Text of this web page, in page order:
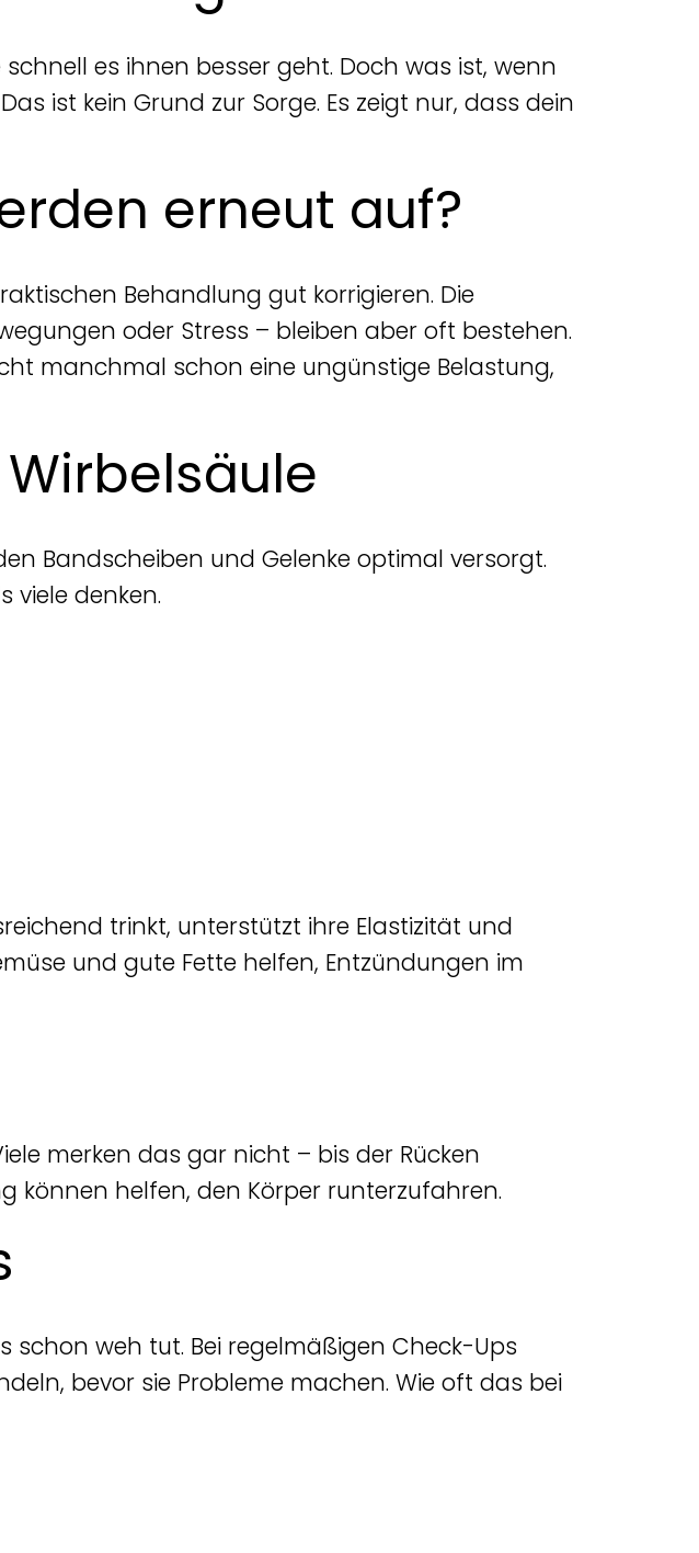
es ihnen besser geht. Doch was ist, wenn
ist kein Grund zur Sorge. Es zeigt nur, dass dein
erneut auf?
Behandlung gut korrigieren. Die
oder Stress – bleiben aber oft bestehen.
manchmal schon eine ungünstige Belastung,
Bandscheiben und Gelenke optimal versorgt.
viele denken.
trinkt, unterstützt ihre Elastizität und
und gute Fette helfen, Entzündungen im
merken das gar nicht – bis der Rücken
können helfen, den Körper runterzufahren.
schon weh tut. Bei regelmäßigen Check-Ups
bevor sie Probleme machen. Wie oft das bei